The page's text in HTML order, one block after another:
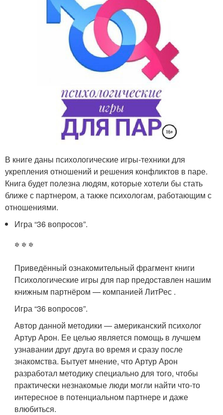
В книге даны психологические игры-техники для
укрепления отношений и решения конфликтов в паре.
Книга будет полезна людям, которые хотели бы стать
ближе с партнером, а также психологам, работающим с
отношениями.
Игра “36 вопросов”.
* * *
Приведённый ознакомительный фрагмент книги
Психологические игры для пар предоставлен нашим
книжным партнёром — компанией ЛитРес .
Игра “36 вопросов”.
Автор данной методики — американский психолог
Артур Арон. Ее целью является помощь в лучшем
узнавании друг друга во время и сразу после
знакомства. Бытует мнение, что Артур Арон
разработал методику специально для того, чтобы
практически незнакомые люди могли найти что-то
интересное в потенциальном партнере и даже
влюбиться.